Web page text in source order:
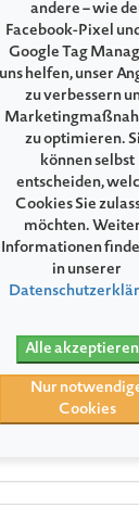
35. Jubiläum
Ihr
von € 15 pro
dafür, dass
Interessierten
Zugang zum
ganz
Dank!
in Wahrheit
Schorn zum
fünfzehn
Licht der Welt.
liebevollste
Töne zwischen
andere – wie
Facebook-Pixel
Google Tag
uns helfen, unser
zu verbessern
zu optimieren.
können selbst
entscheiden,
Cookies Sie
möchten.
Informationen
in unserer
Alle akzeptieren
Nur
Cookies